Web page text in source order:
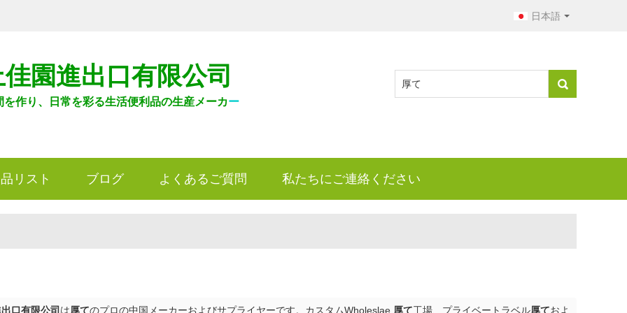
日本語
園進出口有限公司
を作り、日常を彩る生活便利品の生産メーカー
リスト ブログ よくあるご質問 私たちにご連絡ください
口有限公司 は厚てのプロの中国メーカーおよびサプライヤーです。カスタムWholeslae 厚て工場、プライベートラベル厚ておよ